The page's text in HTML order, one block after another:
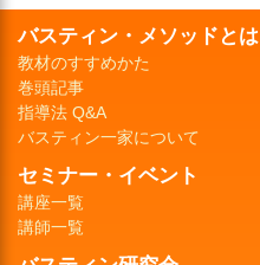
バスティン・メソッドとは
教材のすすめかた
巻頭記事
指導法 Q&A
バスティン一家について
セミナー・イベント
講座一覧
講師一覧